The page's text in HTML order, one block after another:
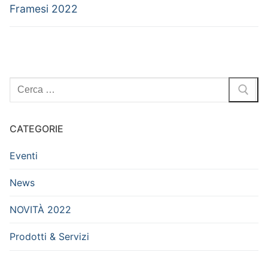
Framesi 2022
CATEGORIE
Eventi
News
NOVITÀ 2022
Prodotti & Servizi